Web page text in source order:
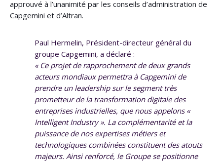
approuvé à l’unanimité par les conseils d’administration de
Capgemini et d’Altran.
Paul Hermelin, Président-directeur général du
groupe Capgemini, a déclaré :
« Ce projet de rapprochement de deux grands
acteurs mondiaux permettra à Capgemini de
prendre un leadership sur le segment très
prometteur de la transformation digitale des
entreprises industrielles, que nous appelons «
Intelligent Industry ». La complémentarité et la
puissance de nos expertises métiers et
technologiques combinées constituent des atouts
majeurs. Ainsi renforcé, le Groupe se positionne